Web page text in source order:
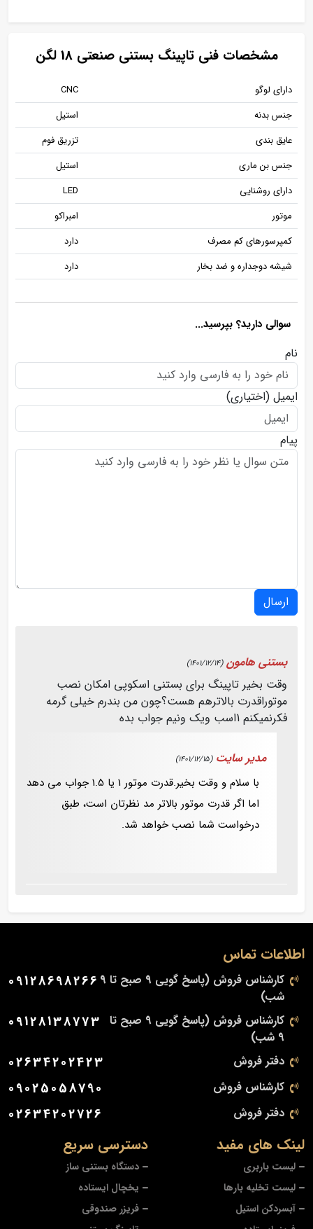
مشخصات فنی تاپینگ بستنی صنعتی 18 لگن
دارای لوگو
CNC
جنس بدنه
استیل
عایق بندی
تزریق فوم
جنس بن ماری
استیل
دارای روشنایی
LED
موتور
امبراکو
کمپرسورهای کم مصرف
دارد
شیشه دوجداره و ضد بخار
دارد
سوالی دارید؟ بپرسید...
نام
ایمیل (اختیاری)
پیام
ارسال
بستنی هامون (1401/12/14)
وقت بخیر تاپینگ برای بستنی اسکوپی امکان نصب
موتوراقدرت بالاترهم هست؟چون من بندرم خیلی گرمه
فکرنمیکنم 1اسب ویک ونیم جواب بده
مدیر سایت (1401/12/15)
با سلام و وقت بخیر.قدرت موتور 1 یا 1.5 جواب می دهد
اما اگر قدرت موتور بالاتر مد نظرتان است، طبق
درخواست شما نصب خواهد شد.
دسترسی سریع
دستگاه بستنی ساز
یخچال ایستاده
فریزر صندوقی
لینک های مفید
لیست باربری
لیست تخلیه بارها
آبسردکن استیل
اطلاعات تماس
کارشناس فروش (پاسخ گویی 9 صبح تا 9
شب)
09128698266
کارشناس فروش (پاسخ گویی 9 صبح تا
9 شب)
09128138773
دفتر فروش 02634202423
کارشناس فروش 09025058790
دفتر فروش 02634202726